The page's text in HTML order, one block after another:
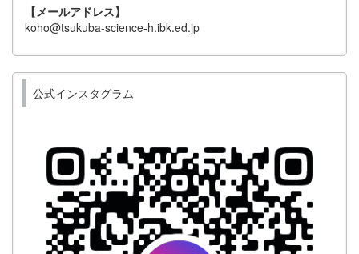
【メールアドレス】
koho@tsukuba-science-h.ibk.ed.jp
公式インスタグラム